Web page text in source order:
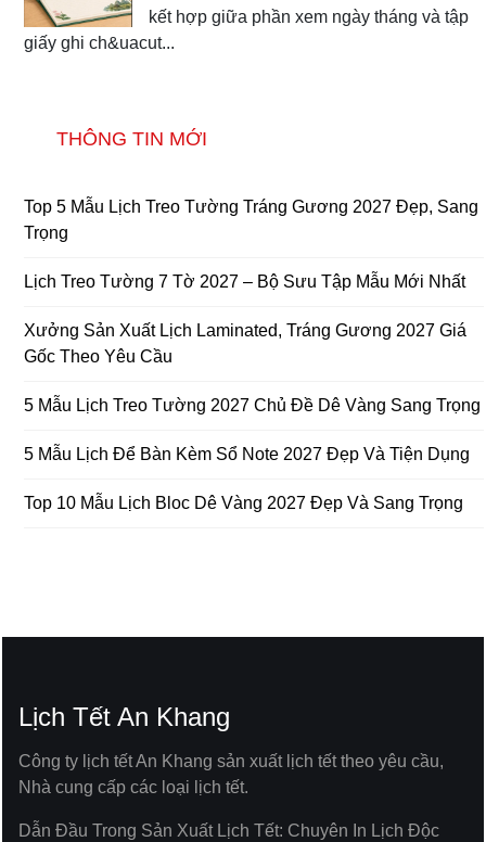
kết hợp giữa phần xem ngày tháng và tập
giấy ghi ch&uacut...
THÔNG TIN MỚI
Top 5 Mẫu Lịch Treo Tường Tráng Gương 2027 Đẹp, Sang
Trọng
Lịch Treo Tường 7 Tờ 2027 – Bộ Sưu Tập Mẫu Mới Nhất
Xưởng Sản Xuất Lịch Laminated, Tráng Gương 2027 Giá
Gốc Theo Yêu Cầu
5 Mẫu Lịch Treo Tường 2027 Chủ Đề Dê Vàng Sang Trọng
5 Mẫu Lịch Để Bàn Kèm Sổ Note 2027 Đẹp Và Tiện Dụng
Top 10 Mẫu Lịch Bloc Dê Vàng 2027 Đẹp Và Sang Trọng
Lịch Tết An Khang
Công ty lịch tết An Khang sản xuất lịch tết theo yêu cầu,
Nhà cung cấp các loại lịch tết.
Dẫn Đầu Trong Sản Xuất Lịch Tết: Chuyên In Lịch Độc